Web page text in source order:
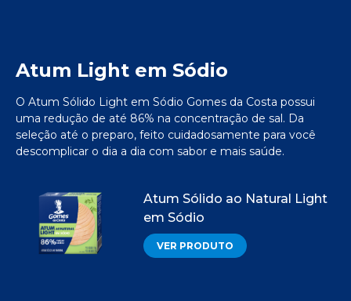
Atum Light em Sódio
O Atum Sólido Light em Sódio Gomes da Costa possui
uma redução de até 86% na concentração de sal. Da
seleção até o preparo, feito cuidadosamente para você
descomplicar o dia a dia com sabor e mais saúde.
Atum Sólido ao Natural Light
em Sódio
VER PRODUTO